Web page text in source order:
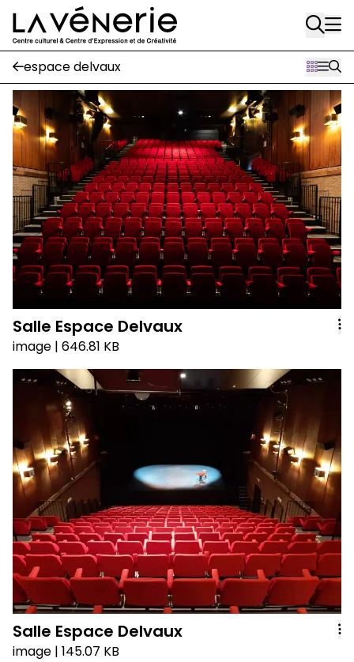
Aller au contenu principal
espace delvaux
Salle Espace Delvaux
image | 646.81 KB
Salle Espace Delvaux
image | 145.07 KB